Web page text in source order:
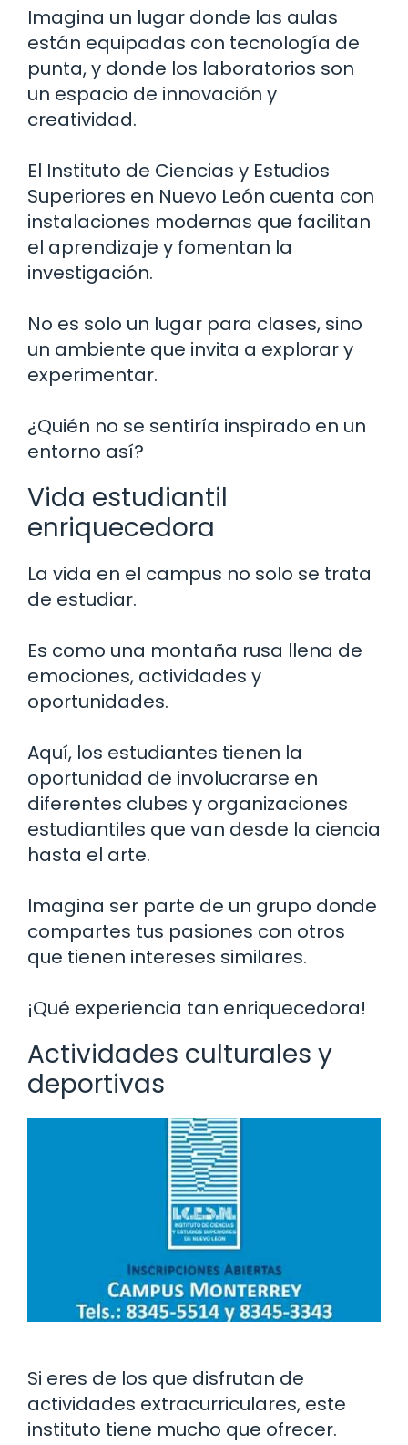
Imagina un lugar donde las aulas
están equipadas con tecnología de
punta, y donde los laboratorios son
un espacio de innovación y
creatividad.
El Instituto de Ciencias y Estudios
Superiores en Nuevo León cuenta con
instalaciones modernas que facilitan
el aprendizaje y fomentan la
investigación.
No es solo un lugar para clases, sino
un ambiente que invita a explorar y
experimentar.
¿Quién no se sentiría inspirado en un
entorno así?
Vida estudiantil
enriquecedora
La vida en el campus no solo se trata
de estudiar.
Es como una montaña rusa llena de
emociones, actividades y
oportunidades.
Aquí, los estudiantes tienen la
oportunidad de involucrarse en
diferentes clubes y organizaciones
estudiantiles que van desde la ciencia
hasta el arte.
Imagina ser parte de un grupo donde
compartes tus pasiones con otros
que tienen intereses similares.
¡Qué experiencia tan enriquecedora!
Actividades culturales y
deportivas
Si eres de los que disfrutan de
actividades extracurriculares, este
instituto tiene mucho que ofrecer.